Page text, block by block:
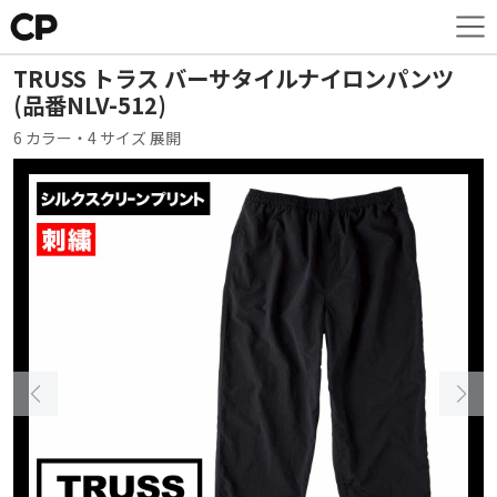
TRUSS トラス バーサタイルナイロンパンツ
(品番NLV-512)
6 カラー・4 サイズ 展開